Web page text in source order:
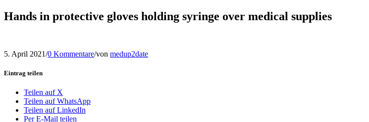
Hands in protective gloves holding syringe over medical supplies
5. April 2021/0 Kommentare/von medup2date
Eintrag teilen
Teilen auf X
Teilen auf WhatsApp
Teilen auf LinkedIn
Per E-Mail teilen